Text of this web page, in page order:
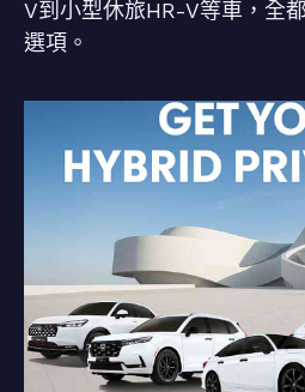
V到小型休旅HR-V等車，全
選項。